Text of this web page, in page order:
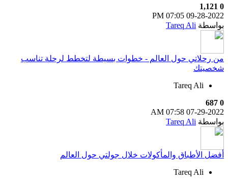
0
1,121
09-28-2022
07:05 PM
بواسطة Tareq Ali
من رحلاتي حول العالم - خطوات بسيطة لتخطط لرحلة تناسب
شخصيتك
Tareq Ali
0
687
07-29-2022
07:58 AM
بواسطة Tareq Ali
أفضل الأطباق والمأكولات خلال جولتي حول العالم
Tareq Ali